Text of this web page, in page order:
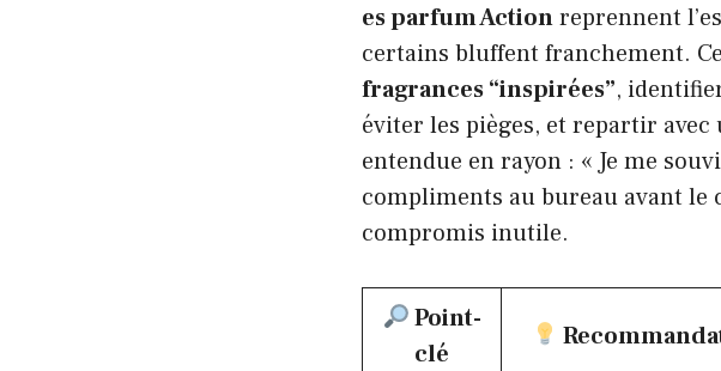
es parfum Actionreprennent
certains bluffent franchement.
fragrances “inspirées”,
éviter les pièges, et repartir
entendue en rayon : « Je me
compliments au bureau avant le
compromis inutile.
Point-
clé